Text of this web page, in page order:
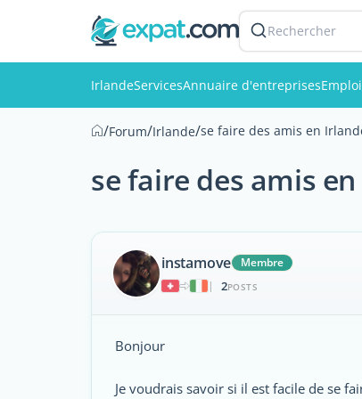
Rechercher
IrlandeServicesAnnuaire d'entreprisesEmploi
/Forum/Irlande/se faire des amis en
se faire des amis
instamove
Membre
|
2POSTS
Bonjour
Je voudrais savoir si il est facile de se